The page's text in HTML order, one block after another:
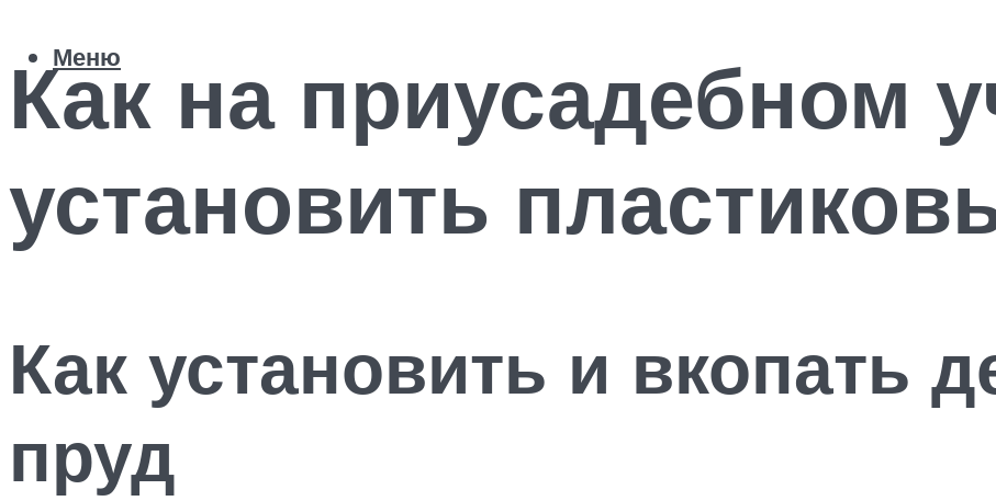
Меню
Как на приусадебном
установить
Как установить и вкопать
пруд